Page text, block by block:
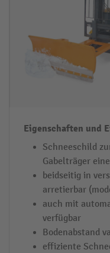
Schneeschild
Gabelträger
beidseitig in
arretierbar
auch mit
verfügbar
Bodenabstand
effiziente